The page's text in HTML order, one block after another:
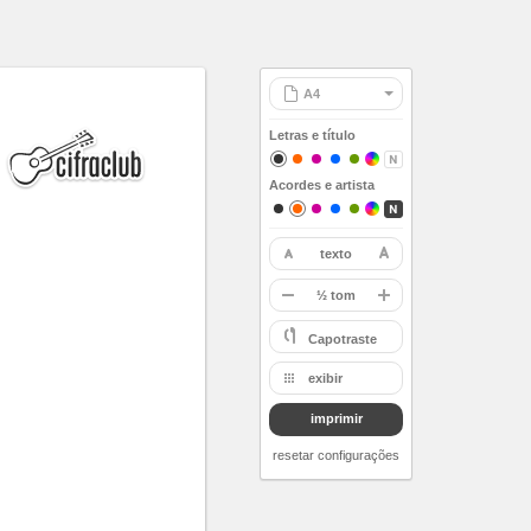
Letras e título
Acordes e artista
texto
restaurar
- ½ tom
A
Bb
B
C
D
Capotraste
exibir
imprimir
resetar configurações